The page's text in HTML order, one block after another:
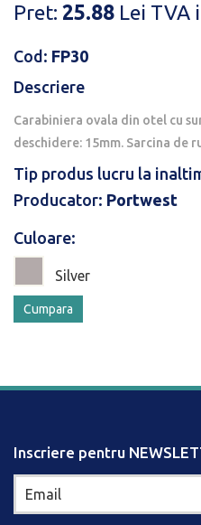
Pret: 25.88 Lei TVA
Cod: FP30
Descriere
Carabiniera ovala din otel cu
deschidere: 15mm. Sarcina de
Tip produs lucru la
Producator: Portwest
Culoare:
Silver
Cumpara
Inscriere pentru